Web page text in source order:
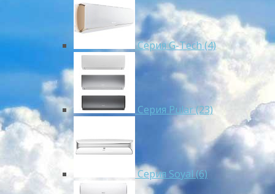
Серия G-Tech (4)
Серия Pular (23)
Cерия Soyal (6)